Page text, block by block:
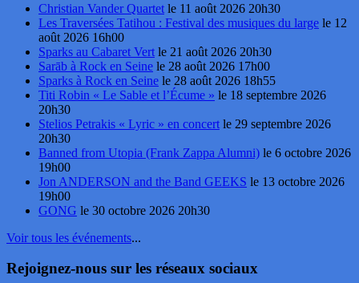
Christian Vander Quartet le 11 août 2026 20h30
Les Traversées Tatihou : Festival des musiques du large le 12
août 2026 16h00
Sparks au Cabaret Vert le 21 août 2026 20h30
Sarāb à Rock en Seine le 28 août 2026 17h00
Sparks à Rock en Seine le 28 août 2026 18h55
Titi Robin « Le Sable et l’Écume » le 18 septembre 2026
20h30
Stelios Petrakis « Lyric » en concert le 29 septembre 2026
20h30
Banned from Utopia (Frank Zappa Alumni) le 6 octobre 2026
19h00
Jon ANDERSON and the Band GEEKS le 13 octobre 2026
19h00
GONG le 30 octobre 2026 20h30
Voir tous les événements...
Rejoignez-nous sur les réseaux sociaux